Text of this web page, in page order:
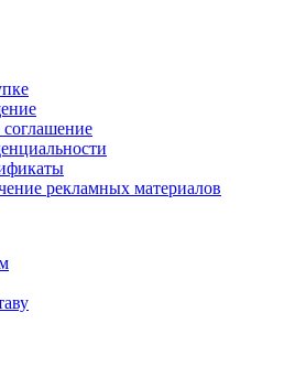
соглашение
рекламных материалов